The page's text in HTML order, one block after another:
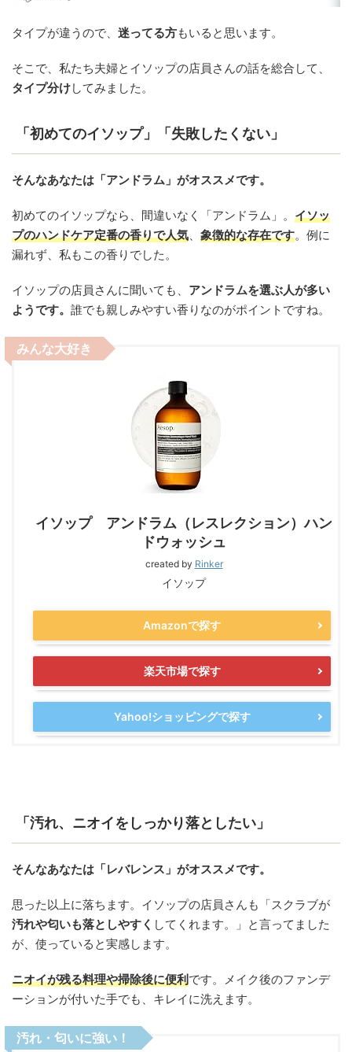
タイプが違うので、 迷ってる方もいると思います。
そこで、私たち夫婦とイソップの店員さんの話を総合して、
タイプ分けしてみました。
「初めてのイソップ」「失敗したくない」
そんなあなたは「アンドラム」がオススメです。
初めてのイソップなら、間違いなく「アンドラム」。 イソッ
プのハンドケア定番の香りで人気 象徴的な存在です。例に
漏れず、私もこの香りでした。
イソップの店員さんに聞いても、 アンドラムを選ぶ人が多い
ようです。 誰でも親しみやすい香りなのがポイントですね。
イソップ アンドラム（レスレクション）ハン
ドウォッシュ
created by Rinker
イソップ
Amazonで探す
楽天市場で探す
Yahoo!ショッピングで探す
みんな大好き
「汚れ、ニオイをしっかり落としたい」
そんなあなたは「レバレンス」がオススメです。
思った以上に落ちます。イソップの店員さんも「スクラブが
汚れや匂いも落としやすく してくれます。」と言ってました
が、使っていると実感します。
ニオイが残る料理や掃除後に便利です。メイク後のファンデ
ーションが付いた手でも、キレイに洗えます。
汚れ・匂いに強い！